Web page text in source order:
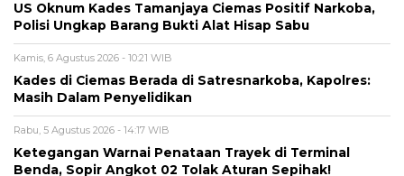
US Oknum Kades Tamanjaya Ciemas Positif Narkoba,
Polisi Ungkap Barang Bukti Alat Hisap Sabu
Kamis, 6 Agustus 2026 - 10:21 WIB
Kades di Ciemas Berada di Satresnarkoba, Kapolres:
Masih Dalam Penyelidikan
Rabu, 5 Agustus 2026 - 14:17 WIB
Ketegangan Warnai Penataan Trayek di Terminal
Benda, Sopir Angkot 02 Tolak Aturan Sepihak!